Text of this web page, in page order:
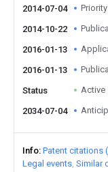
2014-07-04
2014-10-22
2016-01-13
2016-01-13
Status Active
2034-07-04
Info Patent citations
Legal events Similar